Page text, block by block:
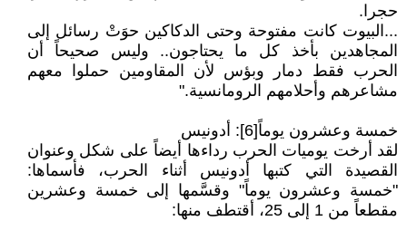
حجرا.
...البيوت كانت مفتوحة وحتى الدكاكين حوَتْ رسائل إلى
المجاهدين بأخذ كل ما يحتاجون.. وليس صحيحاً أن
الحرب فقط دمار وبؤس لأن المقاومين حملوا معهم
مشاعرهم وأحلامهم الرومانسية."
خمسة وعشرون يوماً[6]: أدونيس
لقد أرخت يوميات الحرب رداءها أيضاً على شكل وعنوان
القصيدة التي كتبها أدونيس أثناء الحرب، فأسماها:
"خمسة وعشرون يوماً" وقسَّمها إلى خمسة وعشرين
مقطعاً من 1 إلى 25، أقتطف منها: